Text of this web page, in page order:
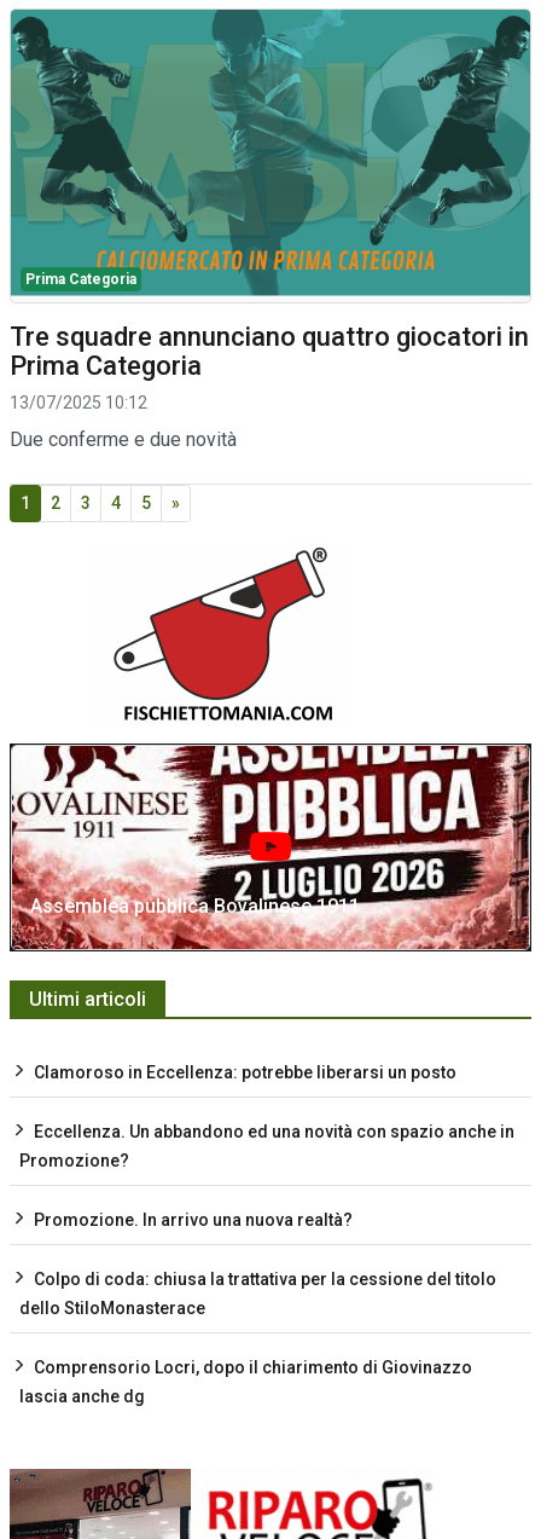
Prima Categoria
Tre squadre annunciano quattro giocatori in
Prima Categoria
13/07/2025 10:12
Due conferme e due novità
1 2 3 4 5 »
Assemblea pubblica Bovalinese 1911
Ultimi articoli
Clamoroso in Eccellenza: potrebbe liberarsi un posto
Eccellenza. Un abbandono ed una novità con spazio anche in
Promozione?
Promozione. In arrivo una nuova realtà?
Colpo di coda: chiusa la trattativa per la cessione del titolo
dello StiloMonasterace
Comprensorio Locri, dopo il chiarimento di Giovinazzo
lascia anche dg